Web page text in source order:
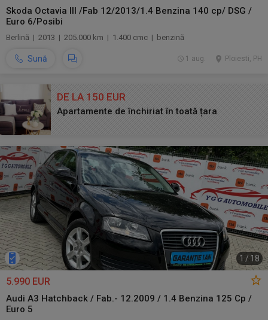
Skoda Octavia III /Fab 12/2013/1.4 Benzina 140 cp/ DSG /
Euro 6/Posibi
Berlină | 2013 | 205.000 km | 1.400 cmc | benzină
Sună Ploiesti, PH
1 aug.
DE LA 150 EUR
Apartamente de închiriat în toată țara
1 / 18
5.990 EUR
Audi A3 Hatchback / Fab.- 12.2009 / 1.4 Benzina 125 Cp /
Euro 5